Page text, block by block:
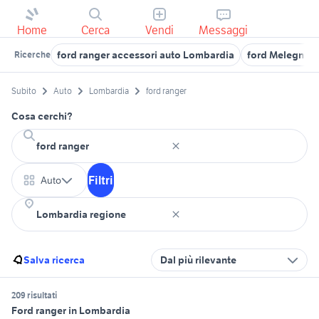
Home Cerca Vendi Messaggi
Ricerche ford ranger accessori auto Lombardia ford
Subito Auto Lombardia ford ranger
Cosa cerchi?
Auto Filtri
Salva ricerca Dal più rilevante
209 risultati
Ford ranger in Lombardia